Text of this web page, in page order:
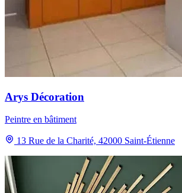
Arys Décoration
Peintre en bâtiment
13 Rue de la Charité, 42000 Saint-Étienne